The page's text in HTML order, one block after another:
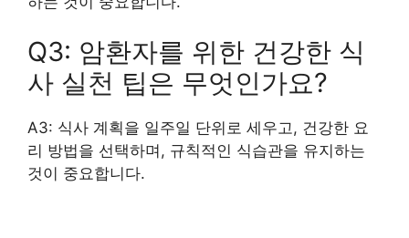
Q3: 암환자를 위한 건강한 식
사 실천 팁은 무엇인가요?
A3: 식사 계획을 일주일 단위로 세우고, 건강한 요
리 방법을 선택하며, 규칙적인 식습관을 유지하는
것이 중요합니다.